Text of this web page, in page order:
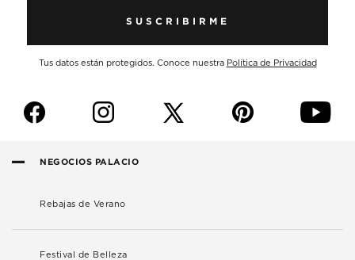
SUSCRIBIRME
Tus datos están protegidos. Conoce nuestra Política de Privacidad
f i p y
NEGOCIOS PALACIO
Rebajas de Verano
Festival de Belleza